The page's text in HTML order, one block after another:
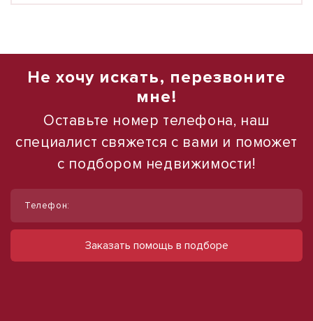
Не хочу искать, перезвоните
мне!
Оставьте номер телефона, наш
специалист свяжется с вами и поможет
с подбором недвижимости!
Телефон:
Заказать помощь в подборе